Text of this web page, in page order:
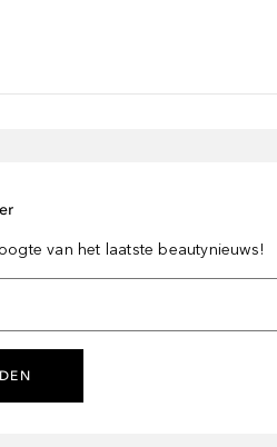
van het laatste beautynieuws!